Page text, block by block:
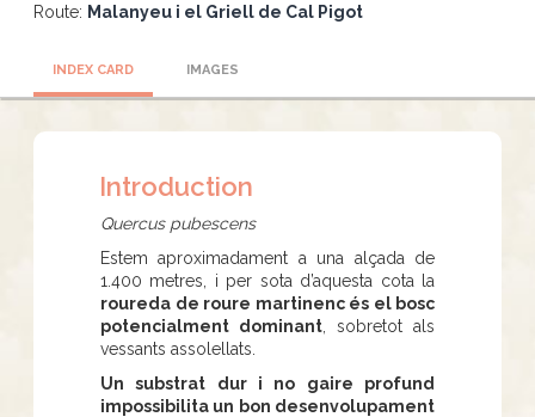
Route: Malanyeu i el Griell de Cal Pigot
INDEX CARD IMAGES
Introduction
Quercus pubescens
Estem aproximadament a una alçada de
1.400 metres, i per sota d’aquesta cota la
roureda de roure martinenc és el bosc
potencialment dominant , sobretot als
vessants assolellats.
Un substrat dur i no gaire profund
impossibilita un bon desenvolupament